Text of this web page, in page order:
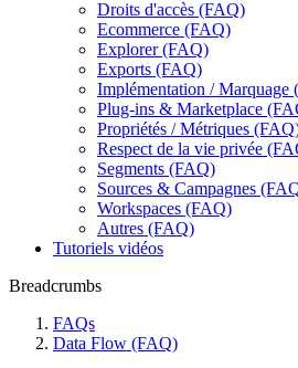
Droits d'accès (FAQ)
Ecommerce (FAQ)
Explorer (FAQ)
Exports (FAQ)
Implémentation / Marquage
Plug-ins & Marketplace
Propriétés / Métriques
Respect de la vie privée
Segments (FAQ)
Sources & Campagnes
Workspaces (FAQ)
Autres (FAQ)
Tutoriels vidéos
Breadcrumbs
FAQs
Data Flow (FAQ)